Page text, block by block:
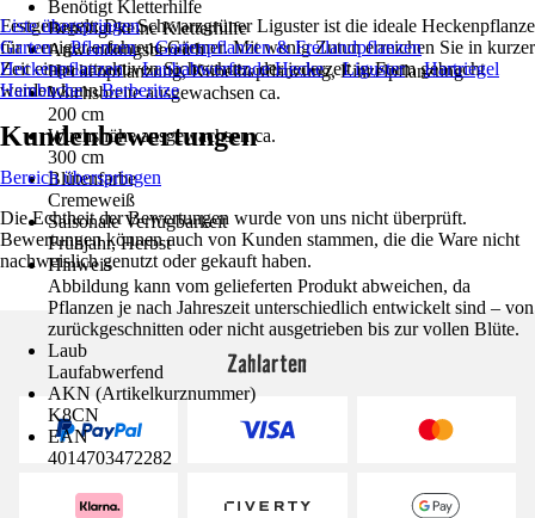
Benötigt Kletterhilfe
Benötigt keine Kletterhilfe
Anwendungsbereich
Heckenpflanzung, Kübelbepflanzung, Einzelpflanzung
Wuchsbreite ausgewachsen ca.
200 cm
Wuchshöhe ausgewachsen ca.
300 cm
Blütenfarbe
Cremeweiß
Saisonale Verfügbarkeit
Frühjahr, Herbst
Hinweis
Abbildung kann vom gelieferten Produkt abweichen, da
Pflanzen je nach Jahreszeit unterschiedlich entwickelt sind – von
zurückgeschnitten oder nicht ausgetrieben bis zur vollen Blüte.
Laub
Laufabwerfend
AKN (Artikelkurznummer)
K8CN
EAN
4014703472282
Festgenagelt: Der Schwarzgrüner Liguster ist die ideale Heckenpflanze
für weniger erfahrene Gärtner. Mit wenig Zutun erreichen Sie in kurzer
Zeit einen attraktiven Sichtschutz, der jederzeit in Form gebracht
werden kann.
Liste überspringen
Garten
Pflanzen
Gartenpflanzen & Freilandpflanzen
Heckenpflanzen
Laubabwerfende Hecke Liguster
Hartriegel
Hainbuche
Berberitze
Kundenbewertungen
Bereich überspringen
Die Echtheit der Bewertungen wurde von uns nicht überprüft.
Bewertungen können auch von Kunden stammen, die die Ware nicht
nachweislich genutzt oder gekauft haben.
Zahlarten